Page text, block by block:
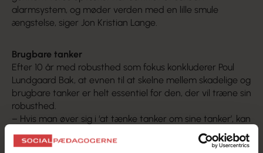
alarmsystem, og møder verden med en lille smule
ængstelse, siger Jon Kristian Lange.
Brugbare tanker
Efter 10 år med robusthed som fokus konkluderer Poul
Lundgaard Bak, at evnen til at skelne mellem skadelige og
brugbare tanker er helt essentiel for den, der vil træne sin
robusthed.
– Hvis man øver sig i ‘at tænke tanker om sine tanker’, kan
man opdage andre tanker, der ligger bag ved dem, som
man umiddelbart er optaget af. Det gør én i stand til at